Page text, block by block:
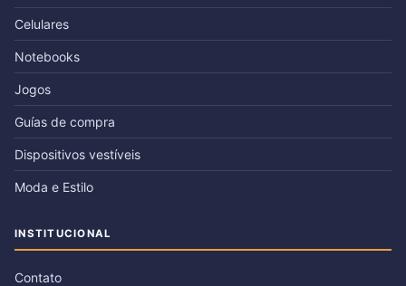
Celulares
Notebooks
Jogos
Guías de compra
Dispositivos vestíveis
Moda e Estilo
INSTITUCIONAL
Contato